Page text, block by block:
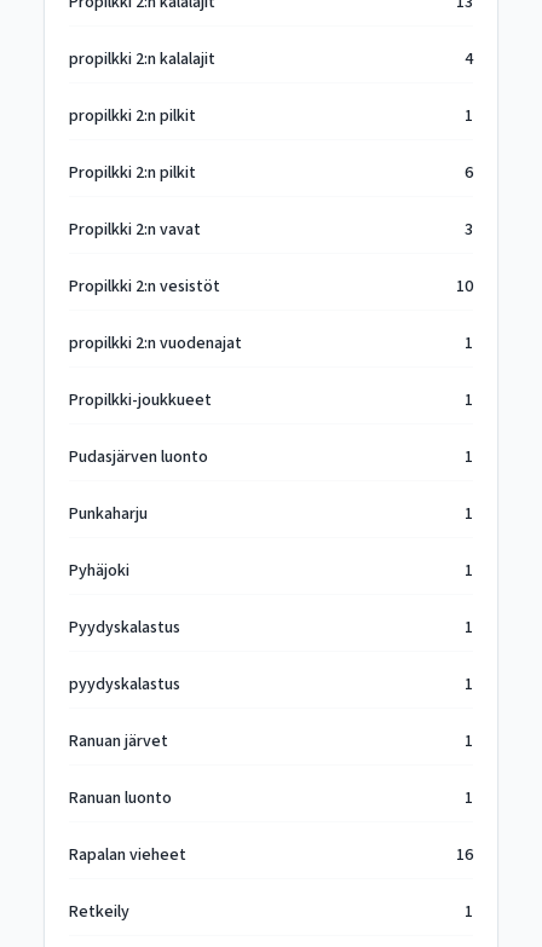
propilkki 2:n kalalajit 4
propilkki 2:n pilkit 1
Propilkki 2:n pilkit 6
Propilkki 2:n vavat 3
Propilkki 2:n vesistöt 10
propilkki 2:n vuodenajat 1
Propilkki-joukkueet 1
Pudasjärven luonto 1
Punkaharju 1
Pyhäjoki 1
Pyydyskalastus 1
pyydyskalastus 1
Ranuan järvet 1
Ranuan luonto 1
Rapalan vieheet 16
Retkeily 1